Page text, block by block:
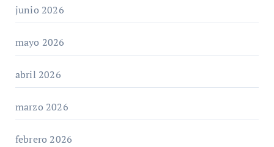
junio 2026
mayo 2026
abril 2026
marzo 2026
febrero 2026